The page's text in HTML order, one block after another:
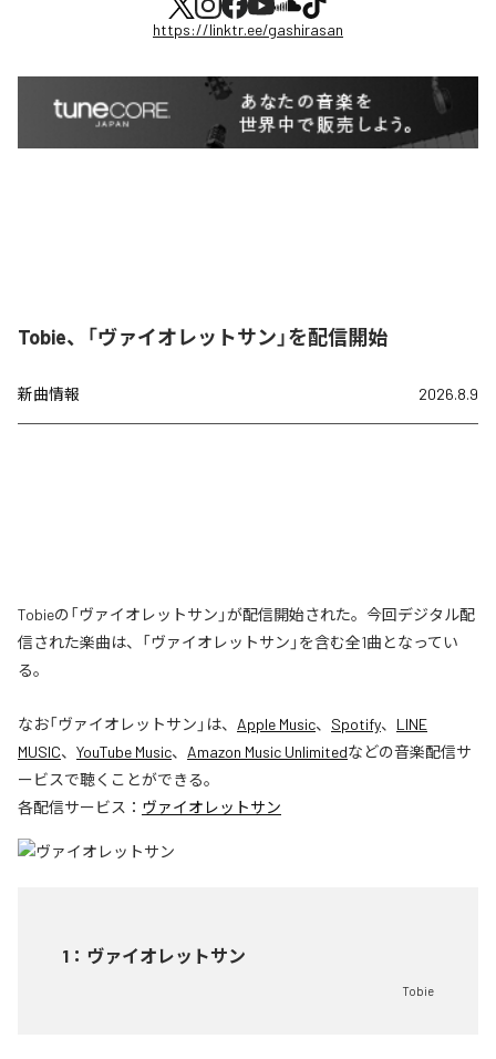
https://linktr.ee/gashirasan
Tobie、「ヴァイオレットサン」を配信開始
新曲情報 2026.8.9
Tobieの「ヴァイオレットサン」が配信開始された。今回デジタル配
信された楽曲は、「ヴァイオレットサン」を含む全1曲となってい
る。
なお「ヴァイオレットサン 」は、 Apple Music、 Spotify、 LINE
MUSIC、 YouTube Music、 Amazon Music Unlimitedなどの音楽配信サ
ービスで聴くことができる。
各配信サービス： ヴァイオレットサン
1 ： ヴァイオレットサン
Tobie